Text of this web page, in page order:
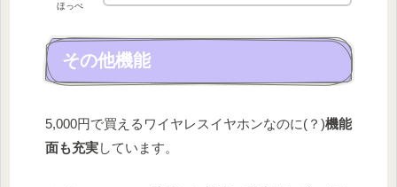
ほっぺ
その他機能
5,000円で買えるワイヤレスイヤホンなのに(？)機能
面も充実しています。